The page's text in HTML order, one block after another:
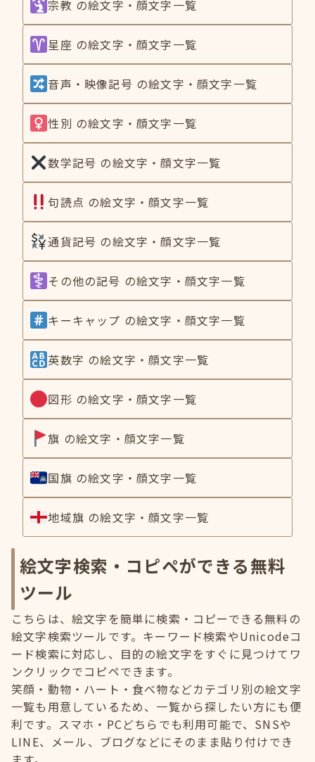
宗教 の絵文字・顔文字一覧
星座 の絵文字・顔文字一覧
音声・映像記号 の絵文字・顔文字一覧
性別 の絵文字・顔文字一覧
数学記号 の絵文字・顔文字一覧
句読点 の絵文字・顔文字一覧
通貨記号 の絵文字・顔文字一覧
その他の記号 の絵文字・顔文字一覧
キーキャップ の絵文字・顔文字一覧
英数字 の絵文字・顔文字一覧
図形 の絵文字・顔文字一覧
旗 の絵文字・顔文字一覧
国旗 の絵文字・顔文字一覧
地域旗 の絵文字・顔文字一覧
絵文字検索・コピペができる無料
ツール
こちらは、絵文字を簡単に検索・コピーできる無料の
絵文字検索ツールです。キーワード検索やUnicodeコ
ード検索に対応し、目的の絵文字をすぐに見つけてワ
ンクリックでコピペできます。
笑顔・動物・ハート・食べ物などカテゴリ別の絵文字
一覧も用意しているため、一覧から探したい方にも便
利です。スマホ・PCどちらでも利用可能で、SNSや
LINE、メール、ブログなどにそのまま貼り付けでき